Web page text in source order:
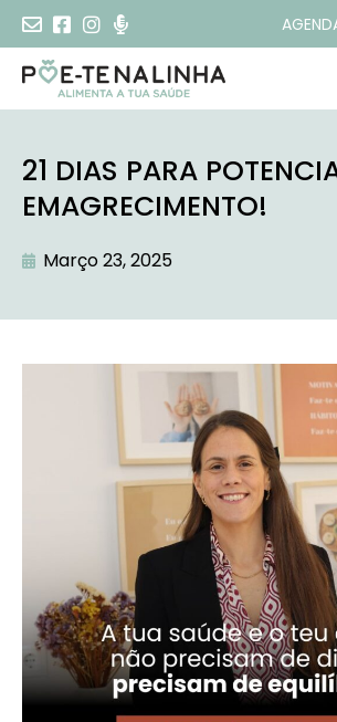
21 DIAS PARA
EMAGRECIMENTO!
Março 23, 2025